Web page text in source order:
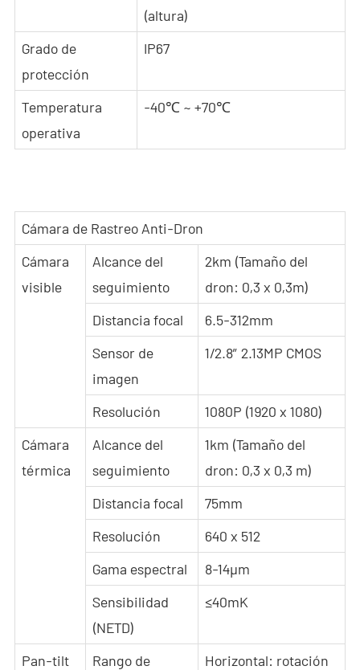
(altura)
Grado de
protección
IP67
Temperatura
operativa
-40℃ ~ +70℃
Cámara de Rastreo Anti-Dron
Cámara
visible
Alcance del
seguimiento
2km (Tamaño del
dron: 0,3 x 0,3m)
Distancia focal
6.5-312mm
Sensor de
imagen
1/2.8″ 2.13MP CMOS
Resolución
1080P (1920 x 1080)
Cámara
térmica
Alcance del
seguimiento
1km (Tamaño del
dron: 0,3 x 0,3 m)
Distancia focal
75mm
Resolución
640 x 512
Gama espectral
8-14μm
Sensibilidad
(NETD)
≤40mK
Pan-tilt
Rango de
Horizontal: rotación